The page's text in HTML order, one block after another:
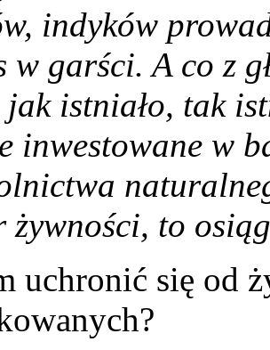
indyków
w garści. A co z
istniało, tak
inwestowane w
to
uchronić się od